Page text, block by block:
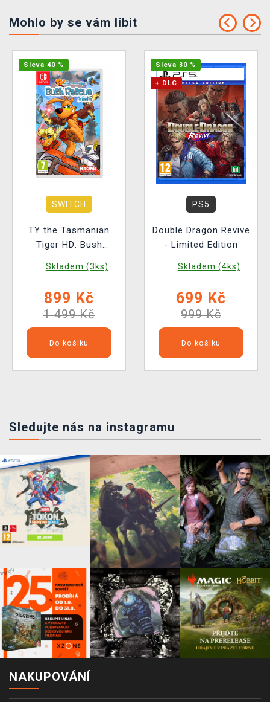
Mohlo by se vám líbit
Sleva 40 %
SWITCH
TY the Tasmanian
Tiger HD: Bush
Deluxe Edition
Skladem (3ks)
899 Kč
1 499 Kč
Do košíku
Sleva 30 %
+ DLC
PS5
Double Dragon Revive
- Limited Edition
Skladem (4ks)
699 Kč
999 Kč
Do košíku
Sledujte nás na instagramu
NAKUPOVÁNÍ